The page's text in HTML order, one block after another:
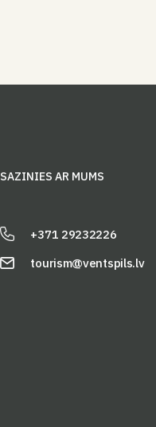
SAZINIES AR MUMS
+371 29232226
tourism@ventspils.lv